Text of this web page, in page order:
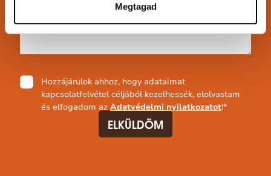
Megtagad
Adatvédelmi
nyilatkozat*
Hozzájárulok ahhoz, hogy adataimat
kapcsolatfelvétel céljából kezelhessék, elolvastam
és elfogadom az Adatvédelmi nyilatkozatot!*